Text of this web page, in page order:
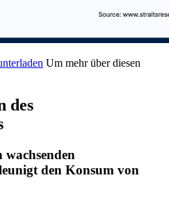
Um mehr über diesen
des
den Konsum von